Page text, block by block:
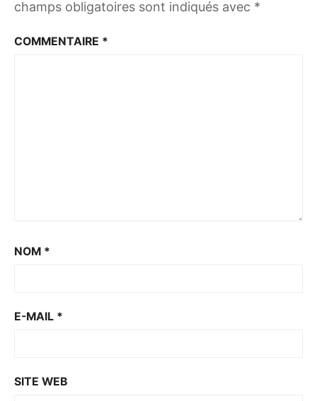
champs obligatoires sont indiqués avec *
COMMENTAIRE *
NOM *
E-MAIL *
SITE WEB